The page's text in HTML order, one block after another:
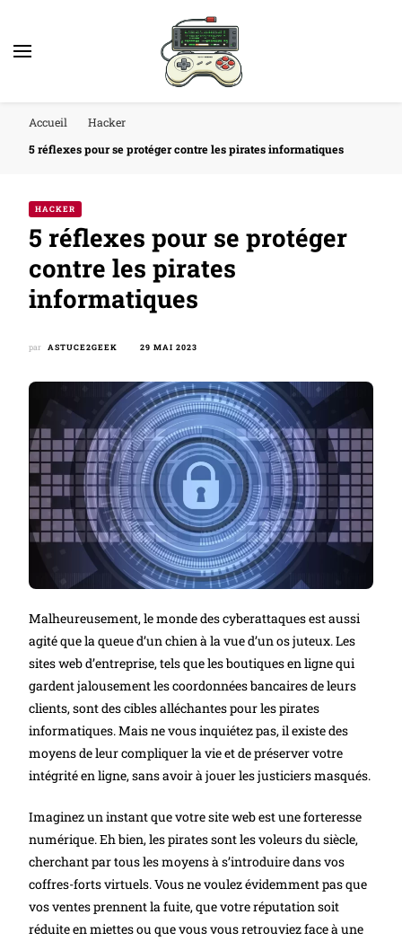
Accueil
Hacker
5 réflexes pour se protéger contre les pirates informatiques
HACKER
5 réflexes pour se protéger
contre les pirates
informatiques
par ASTUCE2GEEK 29 MAI 2023
Malheureusement, le monde des cyberattaques est aussi
agité que la queue d’un chien à la vue d’un os juteux. Les
sites web d’entreprise, tels que les boutiques en ligne qui
gardent jalousement les coordonnées bancaires de leurs
clients, sont des cibles alléchantes pour les pirates
informatiques. Mais ne vous inquiétez pas, il existe des
moyens de leur compliquer la vie et de préserver votre
intégrité en ligne, sans avoir à jouer les justiciers masqués.
Imaginez un instant que votre site web est une forteresse
numérique. Eh bien, les pirates sont les voleurs du siècle,
cherchant par tous les moyens à s’introduire dans vos
coffres-forts virtuels. Vous ne voulez évidemment pas que
vos ventes prennent la fuite, que votre réputation soit
réduite en miettes ou que vous vous retrouviez face à une